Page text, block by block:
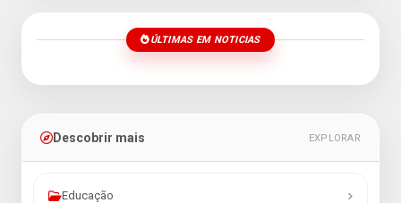
ÚLTIMAS EM NOTICIAS
Descobrir mais EXPLORAR
Educação